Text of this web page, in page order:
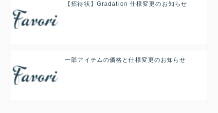
【招待状】Gradation 仕様変更のお知らせ
一部アイテムの価格と仕様変更のお知らせ